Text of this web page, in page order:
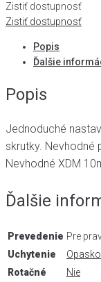
Zistiť dostupnosť
Zistiť dostupnosť
Popis
Ďalšie
Popis
Jednoduché
skrutky. Nevhodné
Nevhodné XDM
Ďalšie
Prevedenie Pre
Uchytenie
Rotačné
Nie